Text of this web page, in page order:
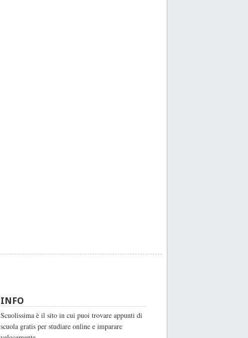
INFO
Scuolissima è il sito in cui puoi trovare appunti di
scuola gratis per studiare online e imparare